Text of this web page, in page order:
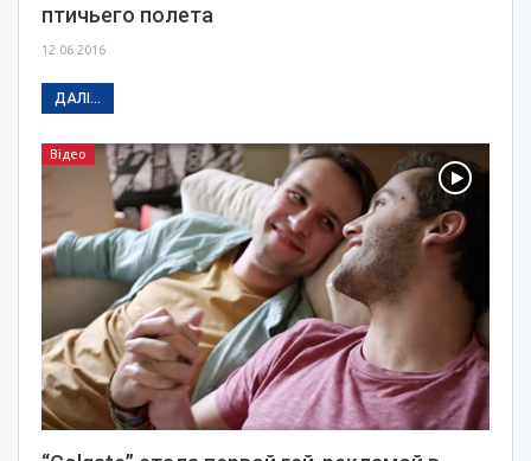
птичьего полета
12.06.2016
ДАЛІ...
Відео